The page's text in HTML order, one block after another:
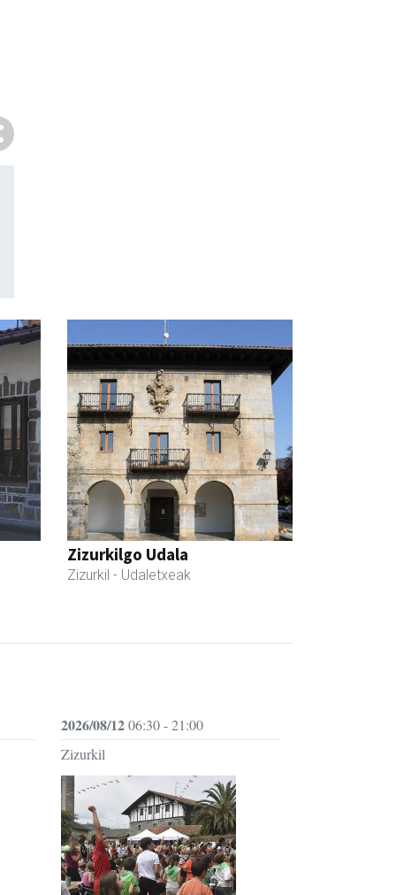
Zizurkilgo Udala
Zizurkil - Udaletxeak
2026/08/1206:30 - 21:00
Zizurkil